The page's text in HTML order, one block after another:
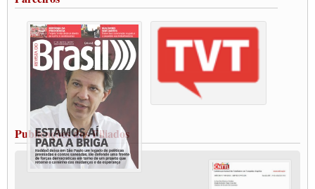
Vacina Já: Lockdown de 24 horas dos trabalhadores em transportes está mantido,
Condutores de Guarulhos farão greve sanitária nesta terça-feira (20)
Paralisação dos Caminhoneiros na #BR285, entrocamento que liga o Mercosul ao
Rio Grande
Caminhoneiros bloqueiam duas faixas na Castello Branco e fazem protesto
Modal-Live #13 Aumento da Violência Contra Mulher e o Adoecimento da Classe
Trabalhadora em Tempos de Pandemia
MODAL-LIVE#12 POLÍTICAS PÚBLICAS DE TRANSPORTE PARA A
CLASSE TRABALHADORA E ELEIÇÕES NA PANDEMIA
MODAL-LIVE#11 POLÍTICAS PÚBLICAS DE TRANSPORTE
JUVENTUDE DO TRANSPORTE: POR QUE DEVEMOS NOS ORGANIZAR?
Fabio Primo testa positivo para Coronavírus, mas está bem de saúde
Publicações dos Filiados